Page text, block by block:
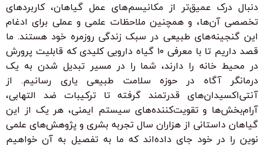
دنبال درک عمیق‌تر از مکانیسم‌های عمل گیاهان، کاربردهای
تخصصی آن‌ها، و همچنین ملاحظات علمی و عملی برای ادغام
این گنجینه‌های طبیعی در سبک زندگی روزمره خود هستند. ما
قصد داریم تا با معرفی ۱۰ گیاه دارویی کلیدی که قابلیت پرورش
در محیط خانه را دارند، شما را در مسیر تبدیل شدن به یک
درمانگر آگاه در حوزه سلامت طبیعی یاری رسانیم. از
آنتی‌اکسیدان‌های قدرتمند گرفته تا ترکیبات ضد التهابی،
آرام‌بخش‌ها و تقویت‌کننده‌های سیستم ایمنی، هر یک از این
گیاهان داستانی از هزاران سال تجربه بشری و پژوهش‌های علمی
نوین را در خود جای داده‌اند که ما به تفصیل به آن خواهیم